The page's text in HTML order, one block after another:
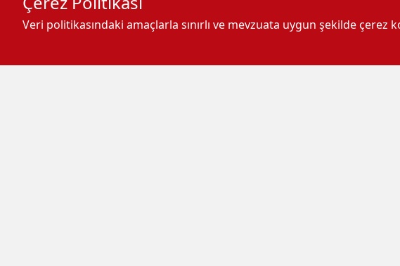
Veri politikasındaki amaçlarla sınırlı ve mevzuata uygun şekilde çerez